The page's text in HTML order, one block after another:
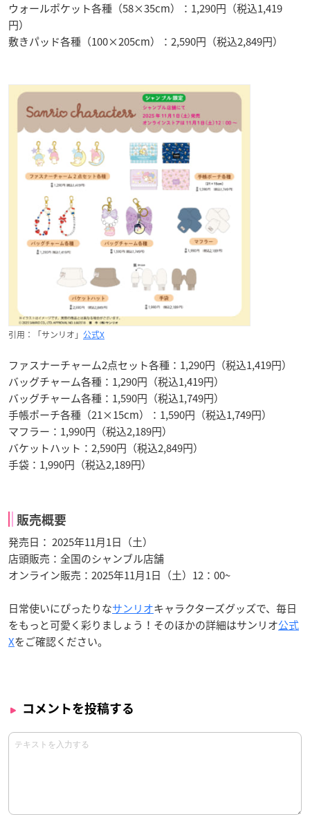
ウォールポケット各種（58×35cm）：1,290円（税込1,419
円）
敷きパッド各種（100×205cm）：2,590円（税込2,849円）
引用：「サンリオ」 公式X
ファスナーチャーム2点セット各種：1,290円（税込1,419円）
バッグチャーム各種：1,290円（税込1,419円）
バッグチャーム各種：1,590円（税込1,749円）
手帳ポーチ各種（21×15cm）：1,590円（税込1,749円）
マフラー：1,990円（税込2,189円）
バケットハット：2,590円（税込2,849円）
手袋：1,990円（税込2,189円）
販売概要
発売日： 2025年11月1日（土）
店頭販売：全国のシャンブル店舗
オンライン販売：2025年11月1日（土）12：00~
日常使いにぴったりなサンリオキャラクターズグッズで、毎日
をもっと可愛く彩りましょう！そのほかの詳細はサンリオ公式
Xをご確認ください。
コメントを投稿する